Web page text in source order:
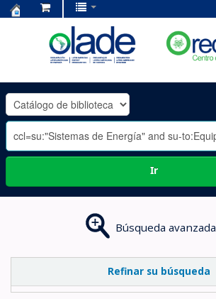
OLADE
-
Ir
Búsqueda avanzada
Refinar su búsqueda